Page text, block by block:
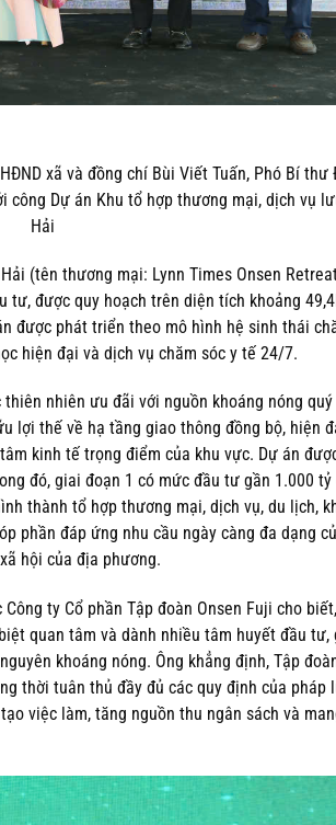
xã và đồng chí Bùi Viết Tuấn, Phó Bí thư
Dự án Khu tổ hợp thương mại, dịch vụ
Hải
(tên thương mại: Lynn Times Onsen
tư, được quy hoạch trên diện tích khoảng
được phát triển theo mô hình hệ sinh thái
hiện đại và dịch vụ chăm sóc y tế 24/7.
nhiên ưu đãi với nguồn khoáng nóng
lợi thế về hạ tầng giao thông đồng bộ, hiện
kinh tế trọng điểm của khu vực. Dự án
đó, giai đoạn 1 có mức đầu tư gần 1.000
thành tổ hợp thương mại, dịch vụ, du lịch,
phần đáp ứng nhu cầu ngày càng đa dạng
hội của địa phương.
ty Cổ phần Tập đoàn Onsen Fuji cho
quan tâm và dành nhiều tâm huyết đầu
khoáng nóng. Ông khẳng định, Tập
thời tuân thủ đầy đủ các quy định của pháp
việc làm, tăng nguồn thu ngân sách và